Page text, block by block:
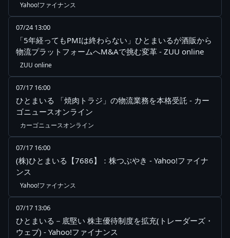
Yahoo!ファイナンス
07/24 13:00
「5年経ってもPMIは終わらない」ひとまいるが酒販から
物流プラットフォームへM&Aで挑む変革 - ZUU online
ZUU online
07/17 16:00
ひとまいる 「焼肉トラジ」の物流業務を本格受託 - カー
ゴニュースオンライン
カーゴニュースオンライン
07/17 16:00
(株)ひとまいる【7686】：株つぶやき - Yahoo!ファイナ
ンス
Yahoo!ファイナンス
07/17 13:06
ひとまいる－底堅い 株主優待制度を拡充(トレーダーズ・
ウェブ) - Yahoo!ファイナンス